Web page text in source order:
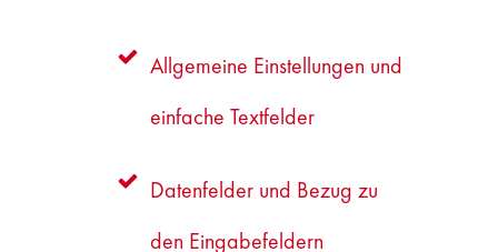
Allgemeine Einstellungen und
einfache Textfelder
Datenfelder und Bezug zu
den Eingabefeldern